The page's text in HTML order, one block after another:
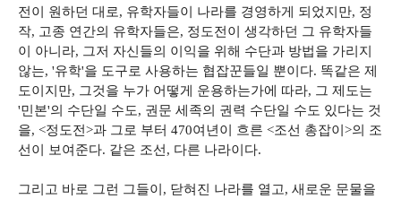
전이 원하던 대로, 유학자들이 나라를 경영하게 되었지만, 정
작, 고종 연간의 유학자들은, 정도전이 생각하던 그 유학자들
이 아니라, 그저 자신들의 이익을 위해 수단과 방법을 가리지
않는, '유학'을 도구로 사용하는 협잡꾼들일 뿐이다. 똑같은 제
도이지만, 그것을 누가 어떻게 운용하는가에 따라, 그 제도는
'민본'의 수단일 수도, 권문 세족의 권력 수단일 수도 있다는 것
을, <정도전>과 그로 부터 470여년이 흐른 <조선 총잡이>의 조
선이 보여준다. 같은 조선, 다른 나라이다.
그리고 바로 그런 그들이, 닫혀진 나라를 열고, 새로운 문물을